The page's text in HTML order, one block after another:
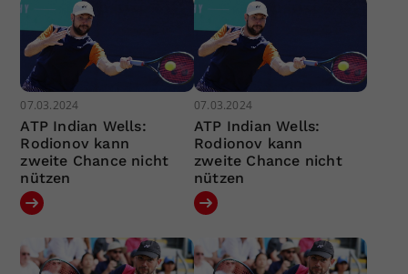
07.03.2024
ATP Indian Wells:
Rodionov kann
zweite Chance nicht
nützen
07.03.2024
ATP Indian Wells:
Rodionov kann
zweite Chance nicht
nützen